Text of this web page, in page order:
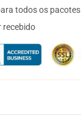
todos os pacotes
recebido